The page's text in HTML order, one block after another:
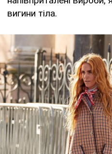
вигини тіла.